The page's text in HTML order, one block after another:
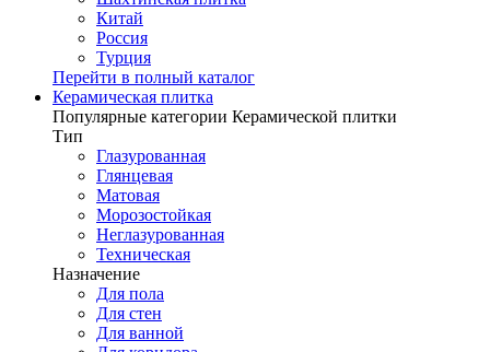
Китай
Россия
Турция
Перейти в полный каталог
Керамическая плитка
Популярные категории Керамической плитки
Тип
Глазурованная
Глянцевая
Матовая
Морозостойкая
Неглазурованная
Техническая
Назначение
Для пола
Для стен
Для ванной